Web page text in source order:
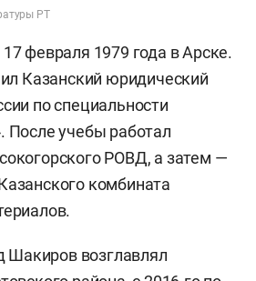
РТ
февраля 1979 года в Арске.
Казанский юридический
по специальности
После учебы работал
РОВД, а затем —
комбината
Шакиров возглавлял